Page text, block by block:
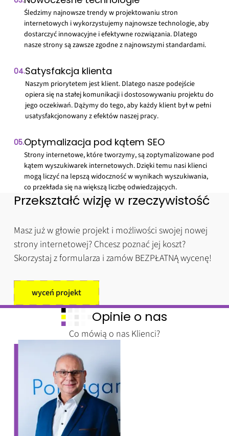
Śledzimy najnowsze trendy w projektowaniu stron
internetowych i wykorzystujemy najnowsze technologie, aby
dostarczyć innowacyjne i efektywne rozwiązania. Dlatego
nasze strony są zawsze zgodne z najnowszymi standardami.
04.Satysfakcja klienta
Naszym priorytetem jest klient. Dlatego nasze podejście
opiera się na stałej komunikacji i dostosowywaniu projektu do
jego oczekiwań. Dążymy do tego, aby każdy klient był w pełni
usatysfakcjonowany z efektów naszej pracy.
05.Optymalizacja pod kątem SEO
Strony internetowe, które tworzymy, są zoptymalizowane pod
kątem wyszukiwarek internetowych. Dzięki temu nasi klienci
mogą liczyć na lepszą widoczność w wynikach wyszukiwania,
co przekłada się na większą liczbę odwiedzających.
Przekształć wizję w rzeczywistość
Masz już w głowie projekt i możliwości swojej nowej
strony internetowej? Chcesz poznać jej koszt?
Skorzystaj z formularza i zamów BEZPŁATNĄ wycenę!
wyceń projekt
Opinie o nas
Co mówią o nas Klienci?